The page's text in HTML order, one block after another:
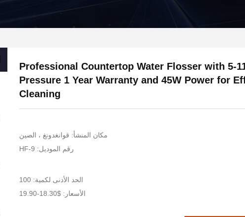
Professional Countertop Water Flosser with 5-
Pressure 1 Year Warranty and 45W Power for
Cleaning
مكان المنشأ: قوانغدونغ ، الصين
رقم الموديل: HF-9
الحد الأدنى لكمية: 100
الأسعار: $18.30-19.90